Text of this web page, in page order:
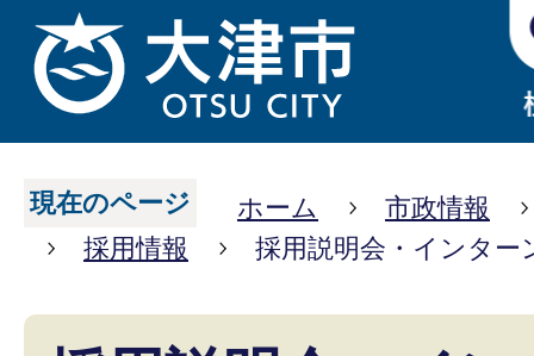
現在のページ ホーム
市政情報
採用情報
採用説明会・インター